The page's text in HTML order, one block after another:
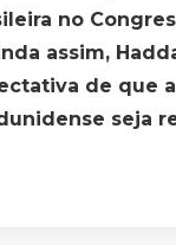
no
assim,
de que
seja